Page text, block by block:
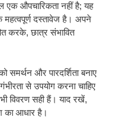
औपचारिकता नहीं है; यह
महत्वपूर्ण दस्तावेज है। अपने
करके, छात्र संभावित
को समर्थन और पारदर्शिता बनाए
से उपयोग करना चाहिए
विवरण सही हैं। याद रखें,
का आधार है।